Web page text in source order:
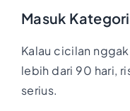
Masuk
Kalau cicilan
lebih dari 90 hari,
serius.